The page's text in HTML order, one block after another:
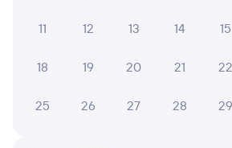
05 августа 2026 • Поезд 131Г
было горячей воды. Вагон чистый,
11 12 13 14 15
18 19 20 21 22
25 26 27 28 29